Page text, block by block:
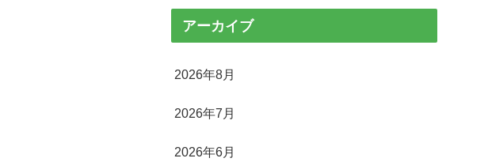
アーカイブ
2026年8月
2026年7月
2026年6月